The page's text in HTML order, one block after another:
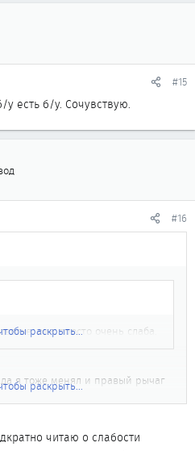
#15
есть б/у. Сочувствую.
#16
она просто очень слаба.
раскрыть...
да я тоже менял и правый рычаг
раскрыть...
читаю о слабости